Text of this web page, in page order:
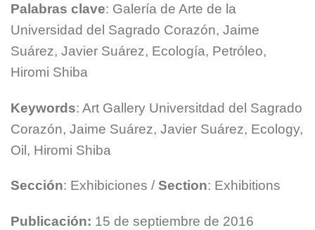
Palabras clave: Galería de Arte de la
Universidad del Sagrado Corazón, Jaime
Suárez, Javier Suárez, Ecología, Petróleo,
Hiromi Shiba
Keywords: Art Gallery Universitdad del Sagrado
Corazón, Jaime Suárez, Javier Suárez, Ecology,
Oil, Hiromi Shiba
Sección: Exhibiciones / Section: Exhibitions
Publicación: 15 de septiembre de 2016